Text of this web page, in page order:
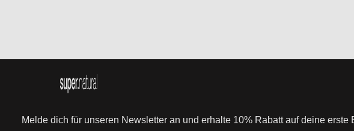
Melde dich für unseren Newsletter an und erhalte 10% Rabatt auf deine erste